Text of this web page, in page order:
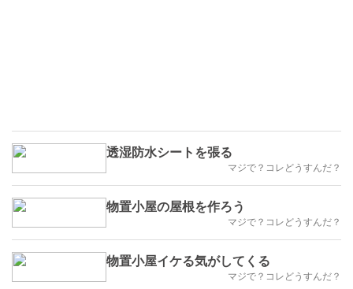
透湿防水シートを張る
マジで？コレどうすんだ？
物置小屋の屋根を作ろう
マジで？コレどうすんだ？
物置小屋イケる気がしてくる
マジで？コレどうすんだ？